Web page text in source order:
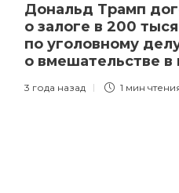
Дональд Трамп
о залоге в 200
по уголовному
о вмешательстве
3 года назад 1 мин